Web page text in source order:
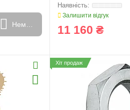
Немає в наявності
Залишити відгук
11 160 ₴
Хіт продаж